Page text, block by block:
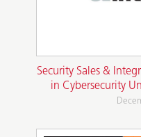
Security Sales &
in Cybersecurity